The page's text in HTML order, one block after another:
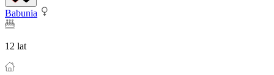
Babunia
12 lat